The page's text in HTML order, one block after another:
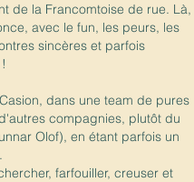
de la Francomtoise de rue. Là,
avec le fun, les peurs, les
sincères et parfois
dans une team de pures
compagnies, plutôt du
Olof), en étant parfois un
farfouiller, creuser et